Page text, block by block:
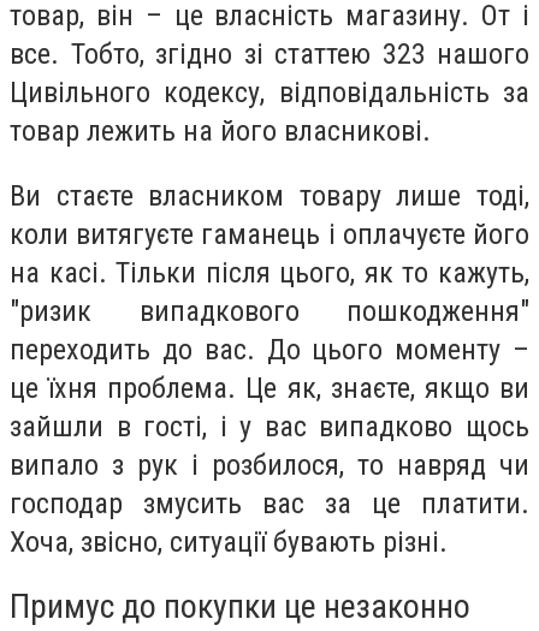
товар, він – це власність магазину. От і
все. Тобто, згідно зі статтею 323 нашого
Цивільного кодексу, відповідальність за
товар лежить на його власникові.
Ви стаєте власником товару лише тоді,
коли витягуєте гаманець і оплачуєте його
на касі. Тільки після цього, як то кажуть,
"ризик випадкового пошкодження"
переходить до вас. До цього моменту –
це їхня проблема. Це як, знаєте, якщо ви
зайшли в гості, і у вас випадково щось
випало з рук і розбилося, то навряд чи
господар змусить вас за це платити.
Хоча, звісно, ситуації бувають різні.
Примус до покупки це незаконно